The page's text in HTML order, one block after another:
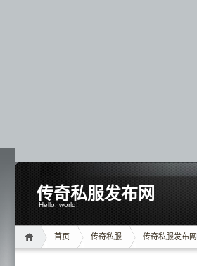
传奇私服发布网
Hello, world!
首页 传奇私服 传奇私服发布网